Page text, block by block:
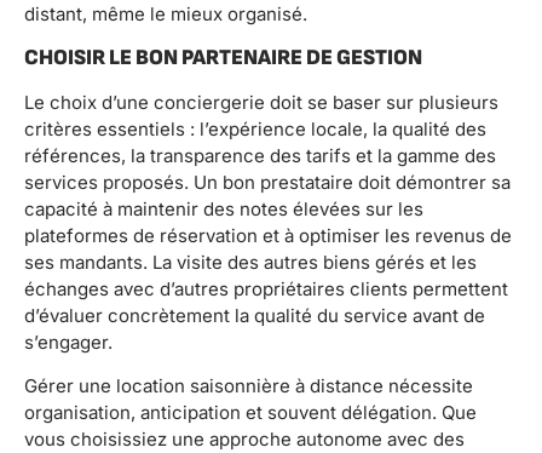
distant, même le mieux organisé.
CHOISIR LE BON PARTENAIRE DE GESTION
Le choix d’une conciergerie doit se baser sur plusieurs
critères essentiels : l’expérience locale, la qualité des
références, la transparence des tarifs et la gamme des
services proposés. Un bon prestataire doit démontrer sa
capacité à maintenir des notes élevées sur les
plateformes de réservation et à optimiser les revenus de
ses mandants. La visite des autres biens gérés et les
échanges avec d’autres propriétaires clients permettent
d’évaluer concrètement la qualité du service avant de
s’engager.
Gérer une location saisonnière à distance nécessite
organisation, anticipation et souvent délégation. Que
vous choisissiez une approche autonome avec des